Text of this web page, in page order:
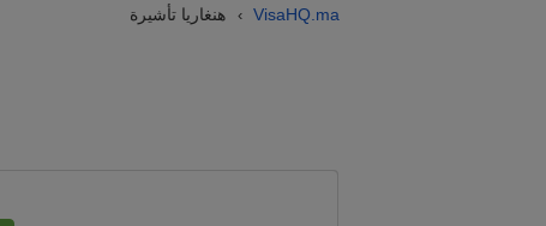
VisaHQ.ma
› هنغاريا تأشيرة